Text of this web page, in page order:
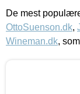
De mest
OttoSuenson.dk,
Wineman.dk,